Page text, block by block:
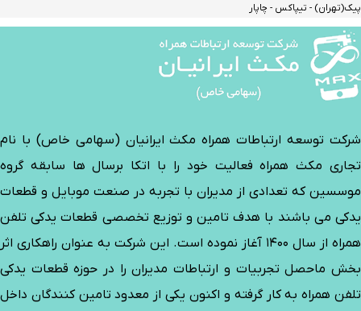
پیک(تهران) - تیپاکس - چاپار
شرکت توسعه ارتباطات همراه مکث ایرانیان (سهامی خاص) با نام
تجاری مکث همراه فعالیت خود را با اتکا برسال ها سابقه گروه
موسسین که تعدادی از مدیران با تجربه در صنعت موبایل و قطعات
یدکی می باشند با هدف تامین و توزیع تخصصی قطعات یدکی تلفن
همراه از سال 1400 آغاز نموده است. این شرکت به عنوان راهکاری اثر
بخش ماحصل تجربیات و ارتباطات مدیران را در حوزه قطعات یدکی
تلفن همراه به کار گرفته و اکنون یکی از معدود تامین کنندگان داخل